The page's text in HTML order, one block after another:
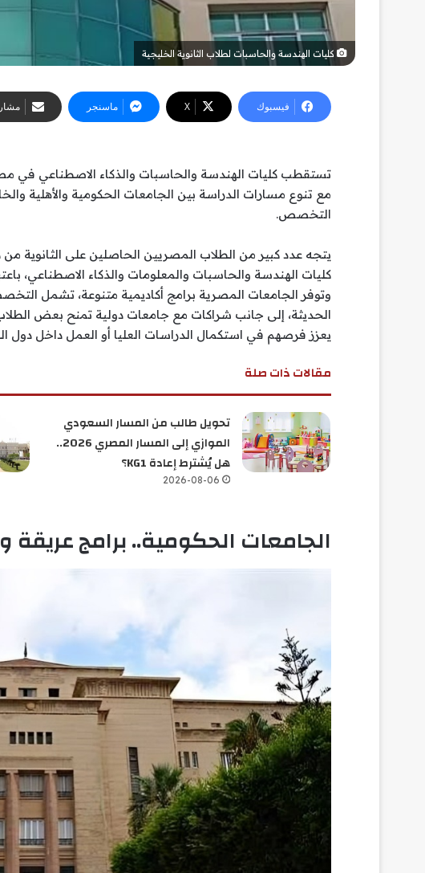
كليات الهندسة والحاسبات لطلاب الثانوية الخليجية
فيسبوك ‫X ماسنجر
تستقطب كليات الهندسة والحاسبات والذكاء الاصطناعي في
مع تنوع مسارات الدراسة بين الجامعات الحكومية والأهلية
التخصص.
يتجه عدد كبير من الطلاب المصريين الحاصلين على الثانوية
كليات الهندسة والحاسبات والمعلومات والذكاء الاصطناعي،
وتوفر الجامعات المصرية برامج أكاديمية متنوعة، تشمل
الحديثة، إلى جانب شراكات مع جامعات دولية تمنح بعض
يعزز فرصهم في استكمال الدراسات العليا أو العمل داخل دول
مقالات ذات صلة
تحويل طالب من المسار السعودي
الموازي إلى المسار المصري 2026..
هل يُشترط إعادة KG1؟
2026-08-06
الجامعات الحكومية.. برامج